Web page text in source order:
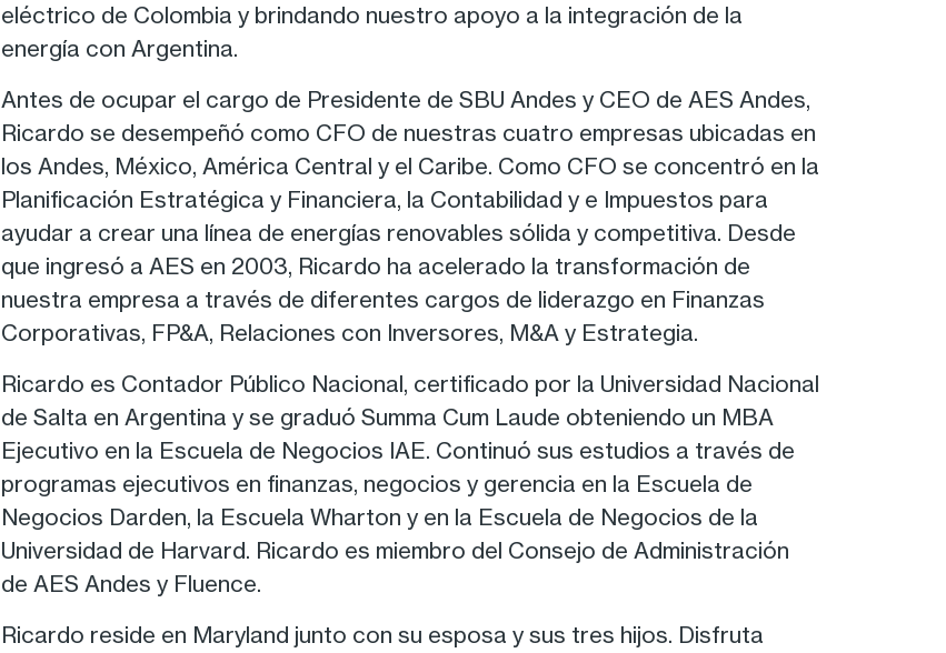
eléctrico de Colombia y brindando nuestro apoyo a la integración de la
energía con Argentina.
Antes de ocupar el cargo de Presidente de SBU Andes y CEO de AES Andes,
Ricardo se desempeñó como CFO de nuestras cuatro empresas ubicadas en
los Andes, México, América Central y el Caribe. Como CFO se concentró en la
Planificación Estratégica y Financiera, la Contabilidad y e Impuestos para
ayudar a crear una línea de energías renovables sólida y competitiva. Desde
que ingresó a AES en 2003, Ricardo ha acelerado la transformación de
nuestra empresa a través de diferentes cargos de liderazgo en Finanzas
Corporativas, FP&A, Relaciones con Inversores, M&A y Estrategia.
Ricardo es Contador Público Nacional, certificado por la Universidad Nacional
de Salta en Argentina y se graduó Summa Cum Laude obteniendo un MBA
Ejecutivo en la Escuela de Negocios IAE. Continuó sus estudios a través de
programas ejecutivos en finanzas, negocios y gerencia en la Escuela de
Negocios Darden, la Escuela Wharton y en la Escuela de Negocios de la
Universidad de Harvard. Ricardo es miembro del Consejo de Administración
de AES Andes y Fluence.
Ricardo reside en Maryland junto con su esposa y sus tres hijos. Disfruta